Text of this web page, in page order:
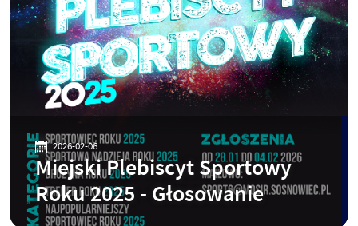
2026-02-06
Miejski Plebiscyt Sportowy
Roku 2025 - Głosowanie